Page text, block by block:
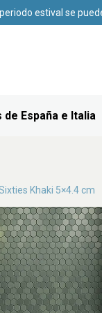
estival se
España e Italia
Khaki 5×4.4 cm